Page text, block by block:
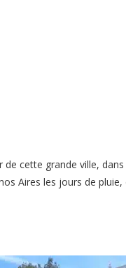
cette grande ville, dans
Aires les jours de pluie,